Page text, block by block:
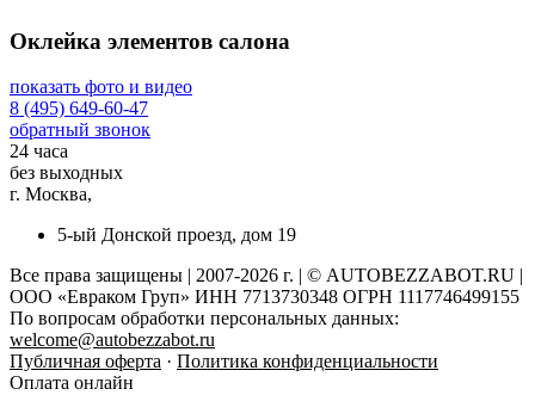
Оклейка элементов салона
показать фото и видео
8 (495) 649-60-47
обратный звонок
24 часа
без выходных
г. Москва,
5-ый Донской проезд, дом 19
Все права защищены | 2007-2026 г. | © AUTOBEZZABOT.RU |
ООО «Евраком Груп» ИНН 7713730348 ОГРН 1117746499155
По вопросам обработки персональных данных:
welcome@autobezzabot.ru
Публичная оферта · Политика конфиденциальности
Оплата онлайн